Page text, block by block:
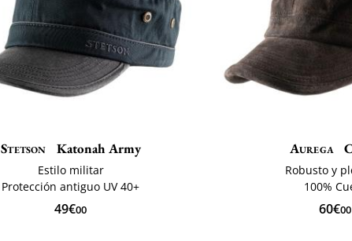
Stetson Katonah Army
Estilo militar
Protección antiguo UV 40+
49€00
Aurega
Robusto y
100%
60€00